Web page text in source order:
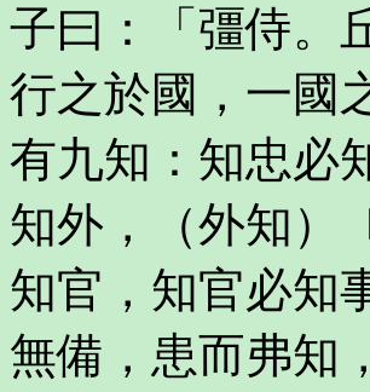
子曰：「彊侍。
行之於國，一國
有九知：知忠必
知外，（外知）
知官，知官必知
無備，患而弗知